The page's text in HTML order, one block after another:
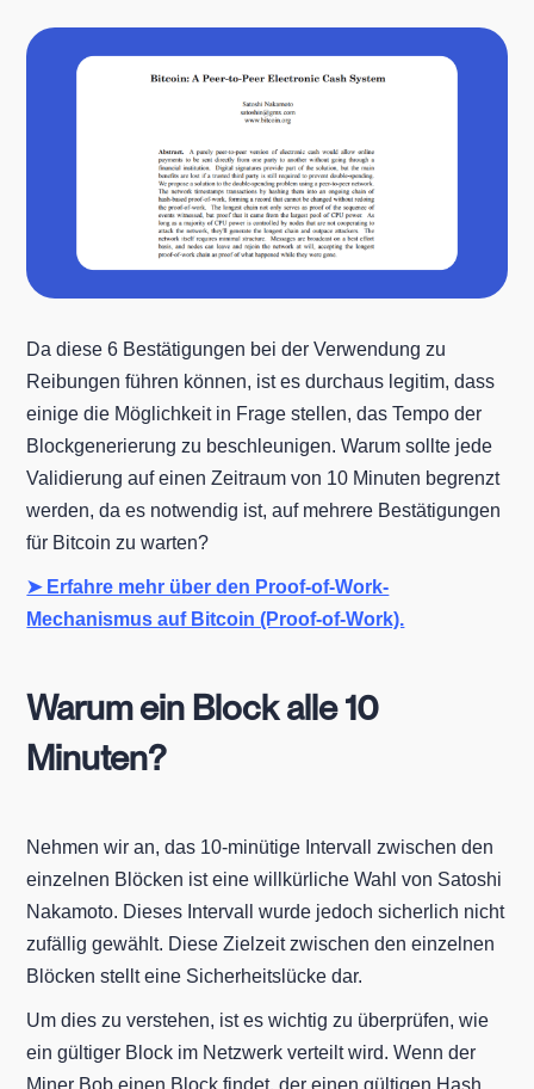
Da diese 6 Bestätigungen bei der Verwendung zu
Reibungen führen können, ist es durchaus legitim, dass
einige die Möglichkeit in Frage stellen, das Tempo der
Blockgenerierung zu beschleunigen. Warum sollte jede
Validierung auf einen Zeitraum von 10 Minuten begrenzt
werden, da es notwendig ist, auf mehrere Bestätigungen
für Bitcoin zu warten?
➤ Erfahre mehr über den Proof-of-Work-
Mechanismus auf Bitcoin (Proof-of-Work).
Warum ein Block alle 10
Minuten?
Nehmen wir an, das 10-minütige Intervall zwischen den
einzelnen Blöcken ist eine willkürliche Wahl von Satoshi
Nakamoto. Dieses Intervall wurde jedoch sicherlich nicht
zufällig gewählt. Diese Zielzeit zwischen den einzelnen
Blöcken stellt eine Sicherheitslücke dar.
Um dies zu verstehen, ist es wichtig zu überprüfen, wie
ein gültiger Block im Netzwerk verteilt wird. Wenn der
Miner Bob einen Block findet, der einen gültigen Hash